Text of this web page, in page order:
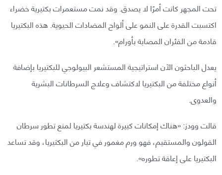
تحت المجهر كانت أمرًا لا يصدق. وقد نمت مستعمرات بكتيرية خضراء
اكتسبت القدرة على النمو على ألواح المضادات الحيوية. هذه البكتيريا
قادمة من الفئران المصابة بأورام».
يعدل الباحثون الآن استراتيجية المستشعر البيولوجي للبكتيريا بإضافة
أنواع مختلفة من البكتيريا لاكتشاف وعلاج السرطانات البشرية
والعدوى.
قالت وودز: «هناك إمكانات كبيرة لهندسة بكتيريا لمنع تطور سرطان
القولون والمستقيم، فهو ورم مغمور في تيار من البكتيريا، وقد تساعد
البكتيريا على إعاقة تطوره».